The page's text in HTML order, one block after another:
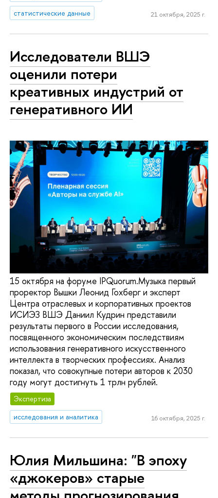
статистические данные
21 октября, 2025 г.
Исследователи ВШЭ
оценили потери
креативных индустрий от
генеративного ИИ
15 октября на форуме IPQuorum.Музыка первый
проректор Вышки Леонид Гохберг и эксперт
Центра отраслевых и корпоративных проектов
ИСИЭЗ ВШЭ Даниил Кудрин представили
результаты первого в России исследования,
посвященного экономическим последствиям
использования генеративного искусственного
интеллекта в творческих профессиях. Анализ
показал, что совокупные потери авторов к 2030
году могут достигнуть 1 трлн рублей.
Экспертиза
исследования и аналитика
16 октября, 2025 г.
Юлия Мильшина: "В эпоху
«джокеров» старые